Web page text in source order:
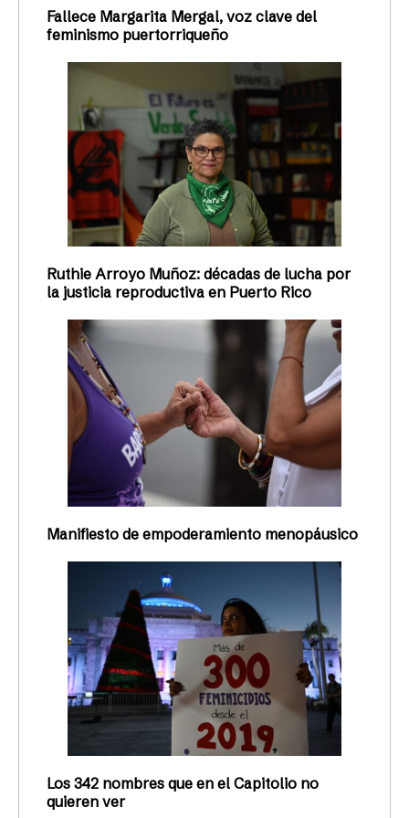
Fallece Margarita Mergal, voz clave del
feminismo puertorriqueño
Ruthie Arroyo Muñoz: décadas de lucha por
la justicia reproductiva en Puerto Rico
Manifiesto de empoderamiento menopáusico
Los 342 nombres que en el Capitolio no
quieren ver